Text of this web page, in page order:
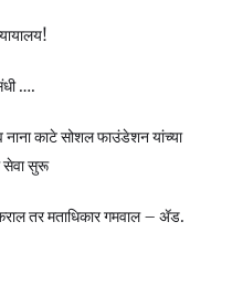
….
नाना काटे सोशल फाउंडेशन यांच्या
सेवा सुरू
तर मताधिकार गमवाल – ॲड.